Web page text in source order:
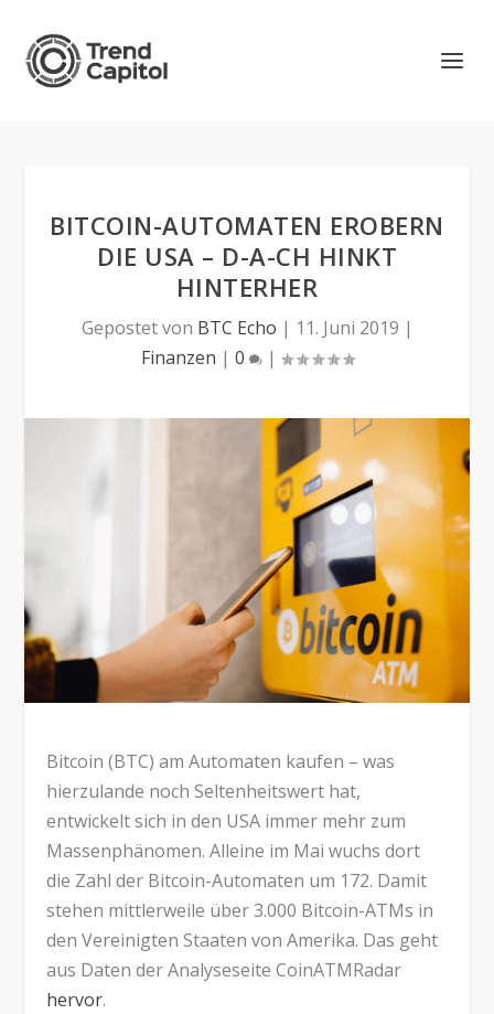
BITCOIN-AUTOMATEN EROBERN
DIE USA – D-A-CH HINKT
HINTERHER
Gepostet von BTC Echo | 11. Juni 2019 |
Finanzen | 0 |
Bitcoin (BTC) am Automaten kaufen – was
hierzulande noch Seltenheitswert hat,
entwickelt sich in den USA immer mehr zum
Massenphänomen. Alleine im Mai wuchs dort
die Zahl der Bitcoin-Automaten um 172. Damit
stehen mittlerweile über 3.000 Bitcoin-ATMs in
den Vereinigten Staaten von Amerika. Das geht
aus Daten der Analyseseite CoinATMRadar
hervor.